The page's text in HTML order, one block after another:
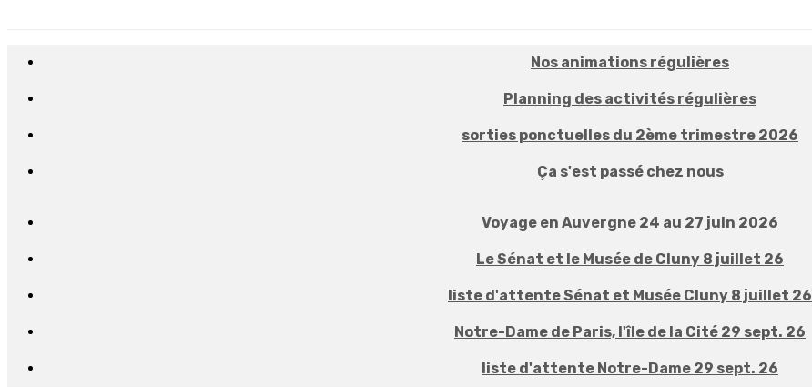
Nos animations régulières
Planning des activités régulières
sorties ponctuelles du 2ème trimestre 2026
Ça s'est passé chez nous
Voyage en Auvergne 24 au 27 juin 2026
Le Sénat et le Musée de Cluny 8 juillet 26
liste d'attente Sénat et Musée Cluny 8 juillet 26
Notre-Dame de Paris, l'île de la Cité 29 sept. 26
liste d'attente Notre-Dame 29 sept. 26